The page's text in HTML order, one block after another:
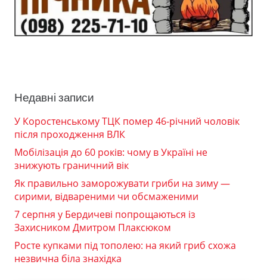
Недавні записи
У Коростенському ТЦК помер 46-річний чоловік
після проходження ВЛК
Мобілізація до 60 років: чому в Україні не
знижують граничний вік
Як правильно заморожувати гриби на зиму —
сирими, відвареними чи обсмаженими
7 серпня у Бердичеві попрощаються із
Захисником Дмитром Плаксюком
Росте купками під тополею: на який гриб схожа
незвична біла знахідка